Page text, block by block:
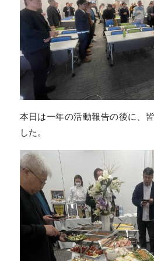
本日は一年の活動報告の後に、
した。